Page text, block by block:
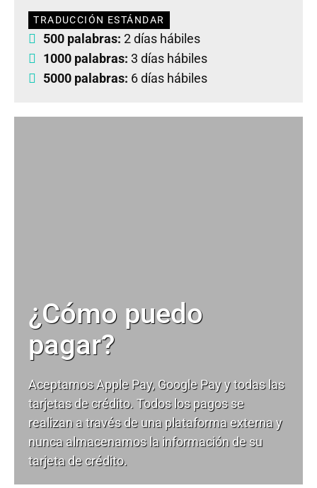
TRADUCCIÓN ESTÁNDAR
500 palabras: 2 días hábiles
1000 palabras: 3 días hábiles
5000 palabras: 6 días hábiles
¿Cómo puedo
pagar?
Aceptamos Apple Pay, Google Pay y todas las
tarjetas de crédito. Todos los pagos se
realizan a través de una plataforma externa y
nunca almacenamos la información de su
tarjeta de crédito.